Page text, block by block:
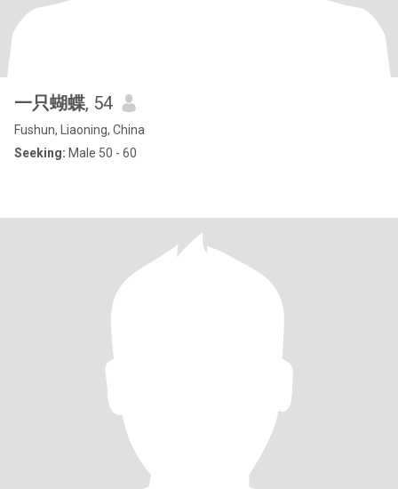
一只蝴蝶, 54
Fushun, Liaoning, China
Seeking: Male 50 - 60